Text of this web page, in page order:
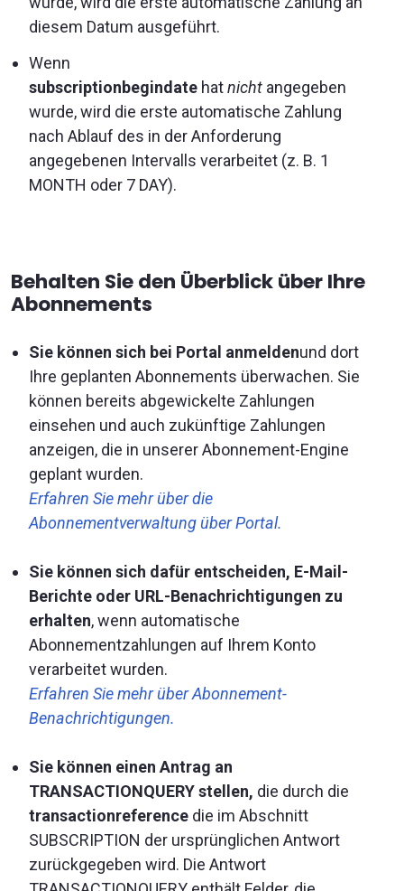
diesem Datum ausgeführt.
Wenn
subscriptionbegindate hatnicht angegeben
wurde, wird die erste automatische Zahlung
nach Ablauf des in der Anforderung
angegebenen Intervalls verarbeitet (z. B. 1
MONTH oder 7 DAY).
Behalten Sie den Überblick über Ihre
Abonnements
Sie können sich bei Portal anmeldenund dort
Ihre geplanten Abonnements überwachen. Sie
können bereits abgewickelte Zahlungen
einsehen und auch zukünftige Zahlungen
anzeigen, die in unserer Abonnement-Engine
geplant wurden.
Erfahren Sie mehr über die
Abonnementverwaltung über Portal.
Sie können sich dafür entscheiden, E-Mail-
Berichte oder URL-Benachrichtigungen zu
erhalten, wenn automatische
Abonnementzahlungen auf Ihrem Konto
verarbeitet wurden.
Erfahren Sie mehr über Abonnement-
Benachrichtigungen.
Sie können einen Antrag an
TRANSACTIONQUERY stellen, die durch die
transactionreference die im Abschnitt
SUBSCRIPTION der ursprünglichen Antwort
zurückgegeben wird. Die Antwort